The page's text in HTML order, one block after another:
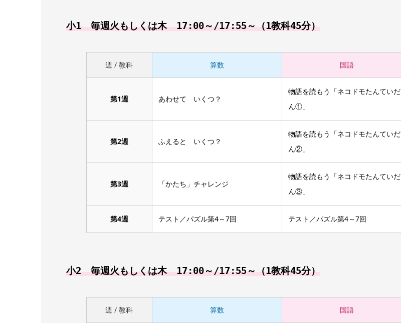
小1 毎週火もしくは木 17:00～/17:55～（1教科45分）
週 / 教科 算数 国語
第1週 あわせて いくつ？
物語を読もう「ネコドモたんていだ
ん①」
第2週 ふえると いくつ？
物語を読もう「ネコドモたんていだ
ん②」
第3週 「かたち」チャレンジ
物語を読もう「ネコドモたんていだ
ん③」
第4週 テスト／パズル第4～7回 テスト／パズル第4～7回
小2 毎週火もしくは木 17:00～/17:55～（1教科45分）
週 / 教科 算数 国語